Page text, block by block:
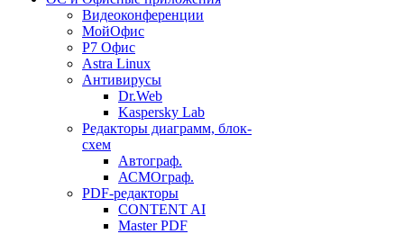
Видеоконференции
МойОфис
P7 Офис
Astra Linux
Антивирусы
Dr.Web
Kaspersky Lab
Редакторы диаграмм, блок-
схем
Автограф.
АСМОграф.
PDF-редакторы
CONTENT AI
Master PDF